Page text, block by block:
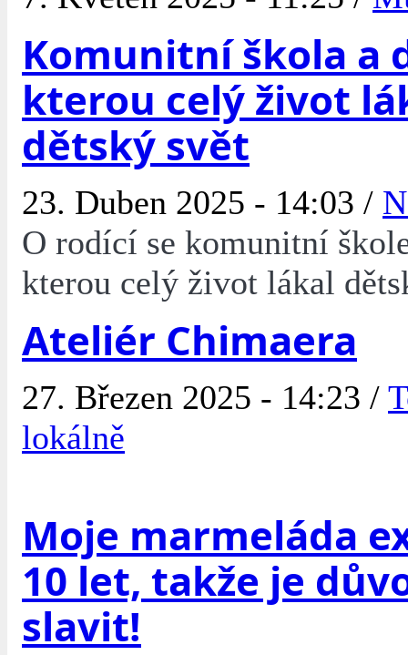
Komunitní škola a
kterou celý život
dětský svět
23. Duben 2025 - 14:03 /
O rodící se komunitní
kterou celý život lákal
Ateliér Chimaera
27. Březen 2025 - 14:23 /
lokálně
Moje marmeláda
10 let, takže je
slavit!